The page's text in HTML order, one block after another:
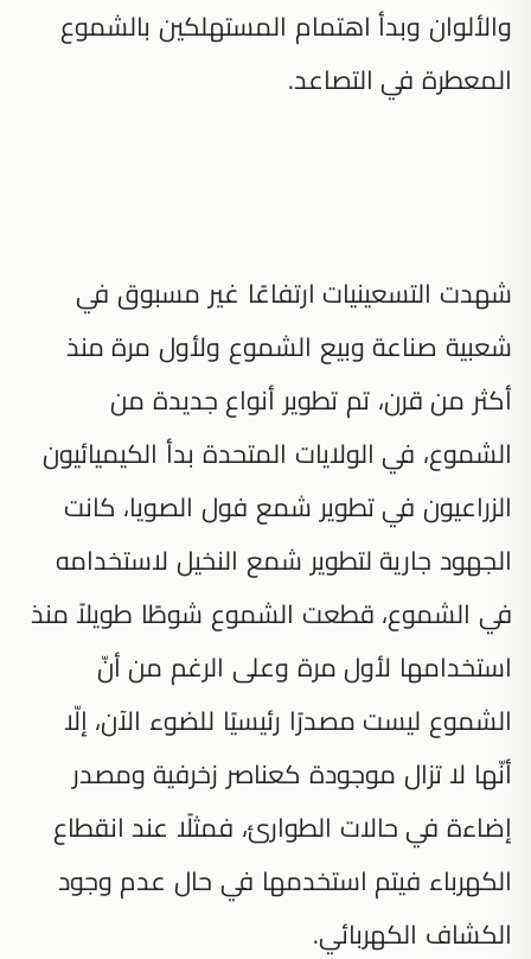
والألوان وبدأ اهتمام المستهلكين بالشموع
المعطرة في التصاعد.
شهدت التسعينيات ارتفاعًا غير مسبوق في
شعبية صناعة وبيع الشموع ولأول مرة منذ
أكثر من قرن، تم تطوير أنواع جديدة من
الشموع، في الولايات المتحدة بدأ الكيميائيون
الزراعيون في تطوير شمع فول الصويا، كانت
الجهود جارية لتطوير شمع النخيل لاستخدامه
في الشموع، قطعت الشموع شوطًا طويلاً منذ
استخدامها لأول مرة وعلى الرغم من أنّ
الشموع ليست مصدرًا رئيسيًا للضوء الآن، إلّا
أنّها لا تزال موجودة كعناصر زخرفية ومصدر
إضاءة في حالات الطوارئ، فمثلًا عند انقطاع
الكهرباء فيتم استخدمها في حال عدم وجود
الكشاف الكهربائي.